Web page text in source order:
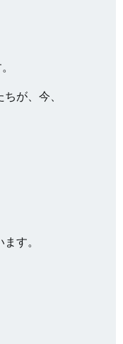
が、今、
す。